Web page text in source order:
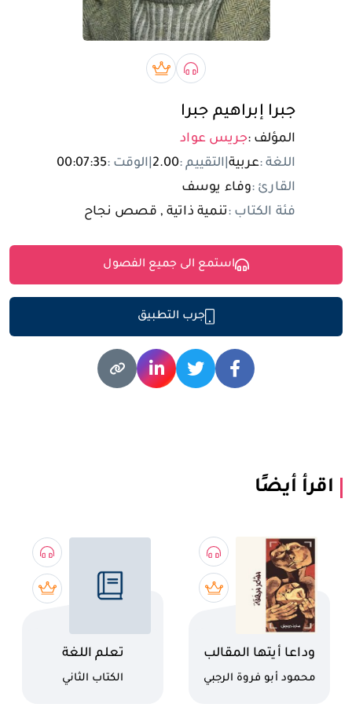
تسجيل الدخول
مستخدم جديد
صوتي bookبريميوم book
جبرا إبراهيم جبرا
المؤلف :جريس عواد
اللغة :عربية التقييم :2.00 الوقت :00:07:35
القارئ :وفاء يوسف
فئة الكتاب :تنمية ذاتية , قصص نجاح
استمع الى جميع الفصول
جرب التطبيق
اقرأ أيضًا
اسم الكتاب
وداعا أيتها المقالب
كاتب
محمود أبو فروة الرجبي
اسم الكتاب
تعلم اللغة
الاسبانية
كاتب
الكتاب الثاني